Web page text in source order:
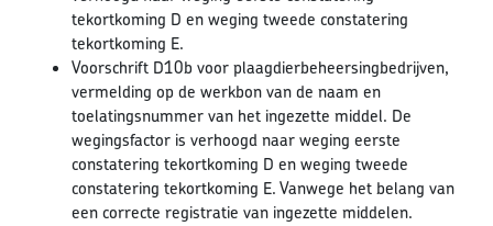
tekortkoming D en weging tweede constatering
tekortkoming E.
Voorschrift D10b voor plaagdierbeheersingbedrijven,
vermelding op de werkbon van de naam en
toelatingsnummer van het ingezette middel. De
wegingsfactor is verhoogd naar weging eerste
constatering tekortkoming D en weging tweede
constatering tekortkoming E. Vanwege het belang van
een correcte registratie van ingezette middelen.